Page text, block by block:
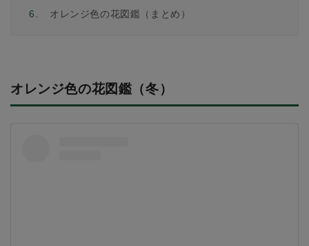
6.
オレンジ色の花図鑑（まとめ）
オレンジ色の花図鑑（冬）